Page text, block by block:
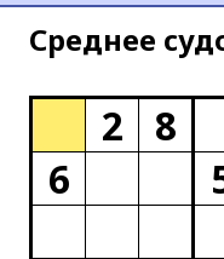
Среднее
2 8
6